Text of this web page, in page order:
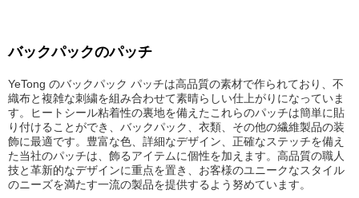
バックパックのパッチ
YeTong のバックパック パッチは高品質の素材で作られており、不
織布と複雑な刺繍を組み合わせて素晴らしい仕上がりになっていま
す。ヒートシール粘着性の裏地を備えたこれらのパッチは簡単に貼
り付けることができ、バックパック、衣類、その他の繊維製品の装
飾に最適です。豊富な色、詳細なデザイン、正確なステッチを備え
た当社のパッチは、飾るアイテムに個性を加えます。高品質の職人
技と革新的なデザインに重点を置き、お客様のユニークなスタイル
のニーズを満たす一流の製品を提供するよう努めています。